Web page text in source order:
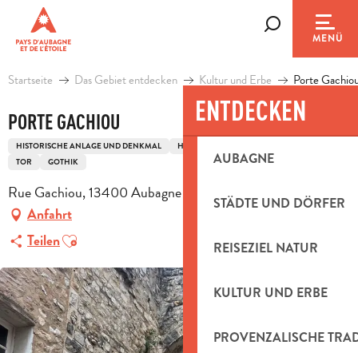
contenu
principal
MENÜ
ENTDECKEN
AUBAGNE
STÄDTE UND DÖRFER
REISEZIEL NATUR
KULTUR UND ERBE
PROVENZALISCHE
Startseite Das Gebiet entdecken Kultur und Erbe Porte
PORTE GACHIOU
HISTORISCHE ANLAGE UND DENKMAL HISTORISCHES ERBE
TOR
GOTHIK
Rue Gachiou, 13400 Aubagne
Anfahrt
TeilenAjouter aux favoris